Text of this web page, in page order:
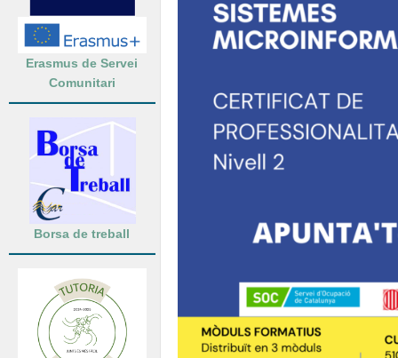
Erasmus de Servei
Comunitari
Borsa de treball